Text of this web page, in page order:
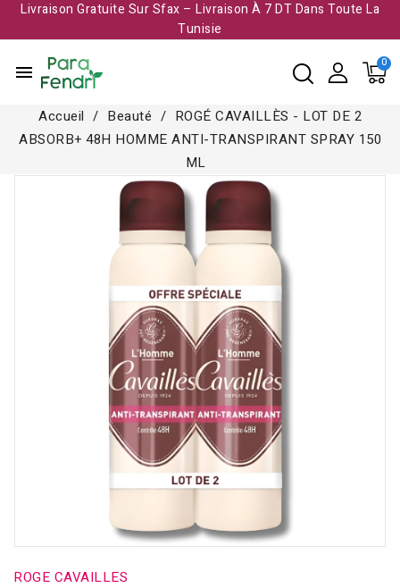
Livraison Gratuite Sur Sfax – Livraison À 7 DT Dans Toute La
Tunisie​
menu
Accueil Beauté
ROGÉ CAVAILLÈS - LOT DE 2
ABSORB+ 48H HOMME ANTI-TRANSPIRANT SPRAY 150
ML
ROGE CAVAILLES